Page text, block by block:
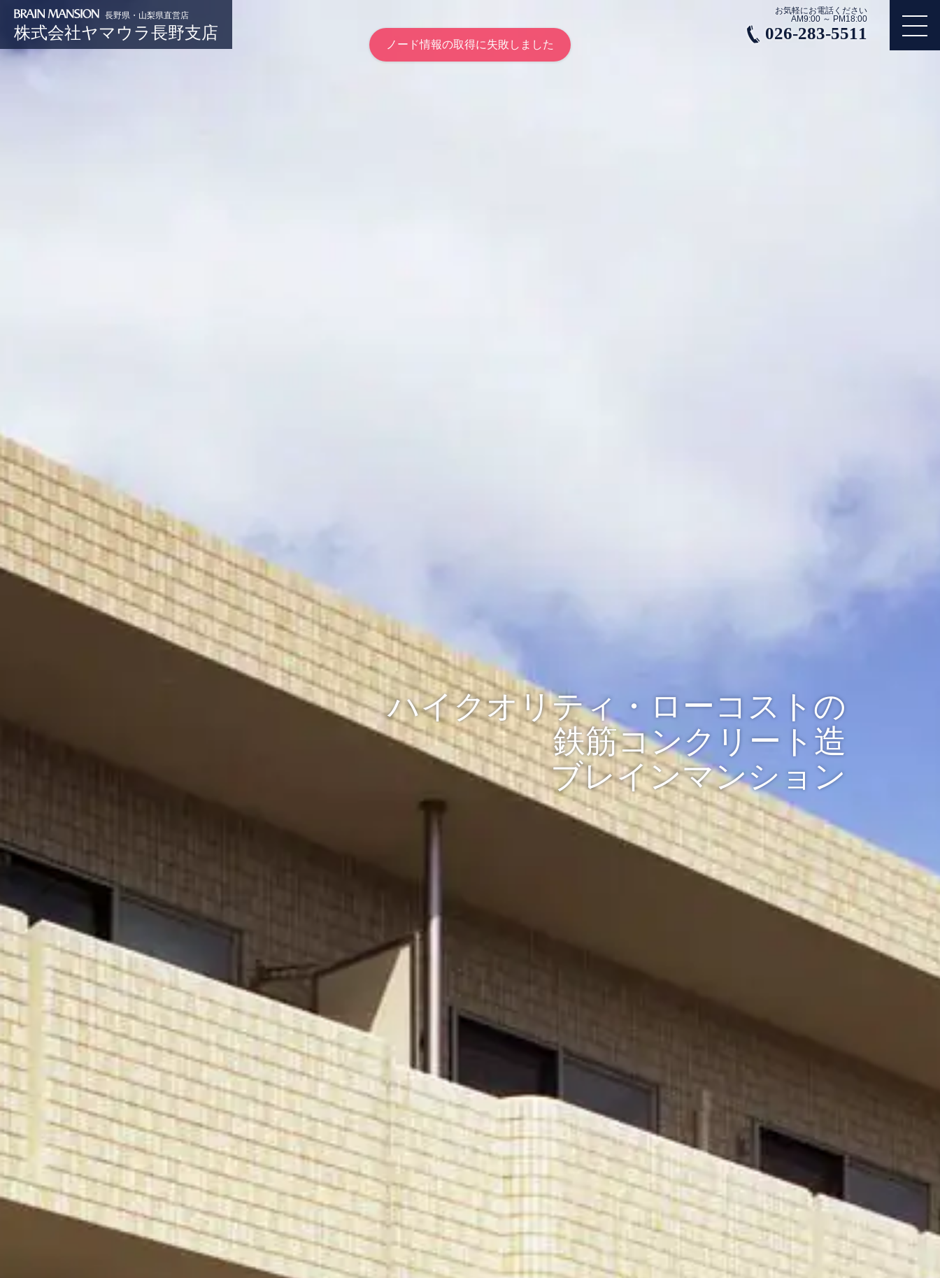
長野県・山梨県直営店
株式会社ヤマウラ長野支店
お気軽にお電話ください
AM9:00 ～ PM18:00
026-283-5511
ハイクオリティ・ローコストの
鉄筋コンクリート造
ブレインマンション
リーフ情報の取得に失敗しました